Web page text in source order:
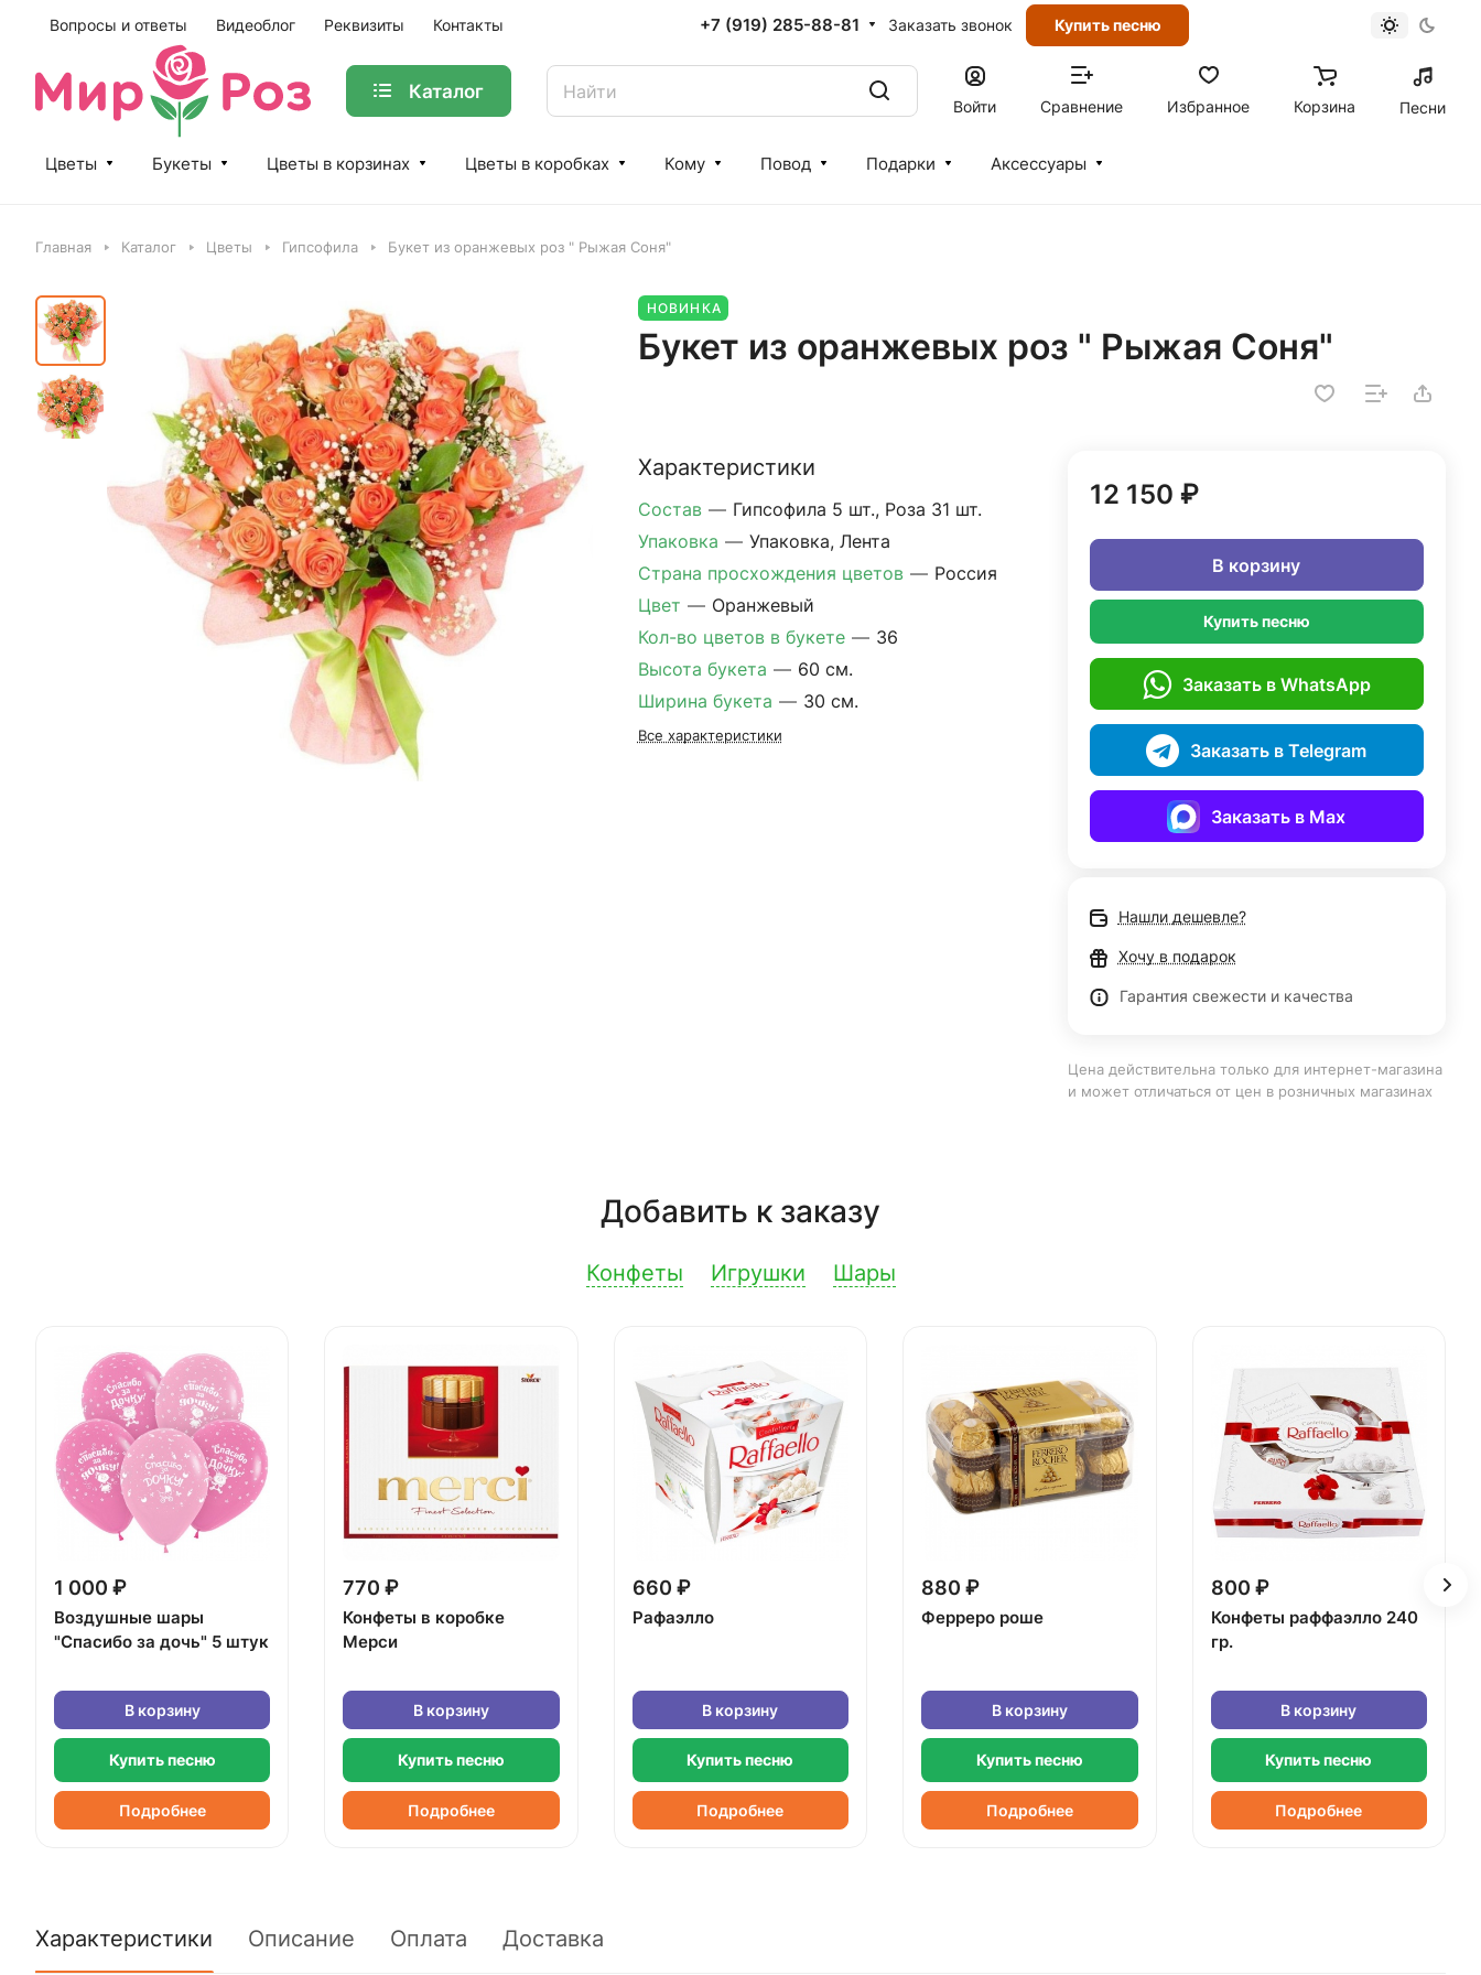
Вопросы и ответы Видеоблог Реквизиты Контакты +7 (919) 285-88-81 Заказать звонок Купить песню
Каталог
Войти Сравнение Избранное Корзина Песни
Цветы Букеты Цветы в корзинах Цветы в коробках Кому Повод Подарки Аксессуары
Главная Каталог Цветы Гипсофила Букет из оранжевых роз " Рыжая Соня"
НОВИНКА
Букет из оранжевых роз " Рыжая Соня"
Характеристики
Состав — Гипсофила 5 шт., Роза 31 шт.
Упаковка — Упаковка, Лента
Страна просхождения цветов — Россия
Цвет — Оранжевый
Кол-во цветов в букете — 36
Высота букета — 60 см.
Ширина букета — 30 см.
Все характеристики
12 150 ₽
В корзину
Купить песню
Заказать в WhatsApp
Заказать в Telegram
Заказать в Max
Нашли дешевле?
Хочу в подарок
Гарантия свежести и качества
Цена действительна только для интернет-магазина
и может отличаться от цен в розничных магазинах
Добавить к заказу
Конфеты Игрушки Шары
1 000 ₽
Воздушные шары
"Спасибо за дочь" 5 штук
В корзину
Купить песню
Подробнее
770 ₽
Конфеты в коробке
Мерси
В корзину
Купить песню
Подробнее
660 ₽
Рафаэлло
В корзину
Купить песню
Подробнее
880 ₽
Ферреро роше
В корзину
Купить песню
Подробнее
800 ₽
Конфеты раффаэлло 240
гр.
В корзину
Купить песню
Подробнее
Характеристики Описание Оплата Доставка